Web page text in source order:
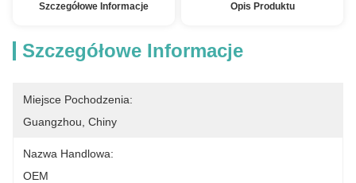
Szczegółowe Informacje Opis Produktu
Szczegółowe Informacje
Miejsce Pochodzenia:
Guangzhou, Chiny
Nazwa Handlowa:
OEM